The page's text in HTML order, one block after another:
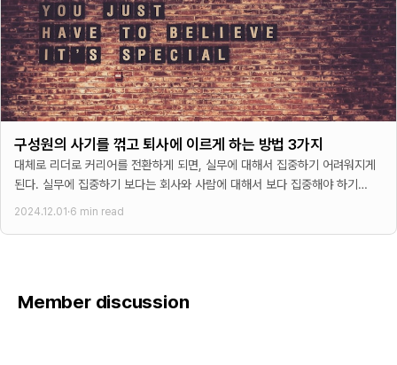
구성원의 사기를 꺾고 퇴사에 이르게 하는 방법 3가지
대체로 리더로 커리어를 전환하게 되면, 실무에 대해서 집중하기 어려워지게
된다. 실무에 집중하기 보다는 회사와 사람에 대해서 보다 집중해야 하기
때문이다. 즉, 탁월한 리더는 회사와
2024.12.01·6 min read
Member discussion